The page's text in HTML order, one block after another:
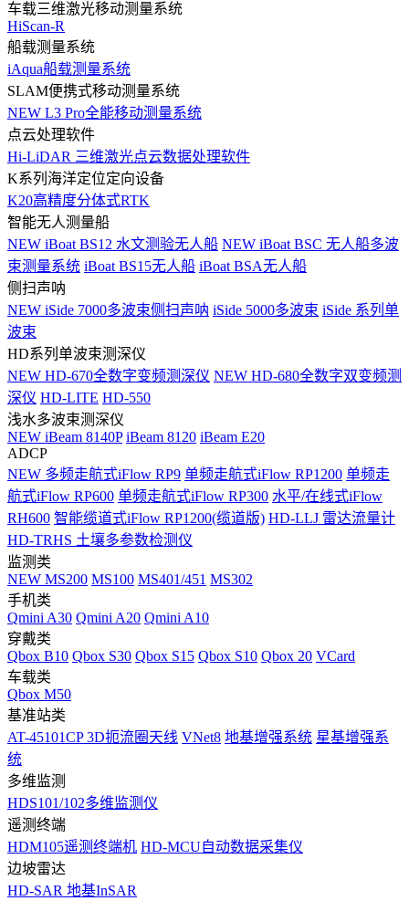
车载三维激光移动测量系统
HiScan-R
船载测量系统
iAqua船载测量系统
SLAM便携式移动测量系统
NEW L3 Pro全能移动测量系统
点云处理软件
Hi-LiDAR 三维激光点云数据处理软件
K系列海洋定位定向设备
K20高精度分体式RTK
智能无人测量船
NEW iBoat BS12 水文测验无人船 NEW iBoat BSC 无人船多波
束测量系统 iBoat BS15无人船 iBoat BSA无人船
侧扫声呐
NEW iSide 7000多波束侧扫声呐 iSide 5000多波束 iSide 系列单
波束
HD系列单波束测深仪
NEW HD-670全数字变频测深仪 NEW HD-680全数字双变频测
深仪 HD-LITE HD-550
浅水多波束测深仪
NEW iBeam 8140P iBeam 8120 iBeam E20
ADCP
NEW 多频走航式iFlow RP9 单频走航式iFlow RP1200 单频走
航式iFlow RP600 单频走航式iFlow RP300 水平/在线式iFlow
RH600 智能缆道式iFlow RP1200(缆道版) HD-LLJ 雷达流量计
HD-TRHS 土壤多参数检测仪
监测类
NEW MS200 MS100 MS401/451 MS302
手机类
Qmini A30 Qmini A20 Qmini A10
穿戴类
Qbox B10 Qbox S30 Qbox S15 Qbox S10 Qbox 20 VCard
车载类
Qbox M50
基准站类
AT-45101CP 3D扼流圈天线 VNet8 地基增强系统 星基增强系
统
多维监测
HDS101/102多维监测仪
遥测终端
HDM105遥测终端机 HD-MCU自动数据采集仪
边坡雷达
HD-SAR 地基InSAR